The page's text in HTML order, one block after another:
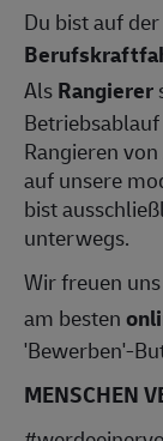
Du bist auf
AlsRangierer
Rangieren
auf unsere
bist
unterwegs.
Wir freuen
am besten
'Bewerben'-
MENSCHEN